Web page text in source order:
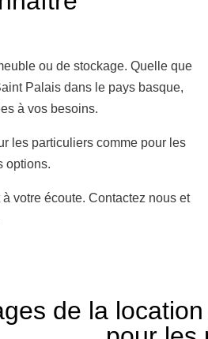
ou de stockage. Quelle que
Palais dans le pays basque,
à vos besoins.
les particuliers comme pour les
options.
votre écoute. Contactez nous et
de la